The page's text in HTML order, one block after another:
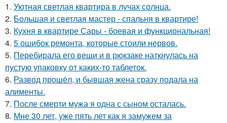
1. Уютная светлая квартира в лучах солнца.
2. Большая и светлая мастер - спальня в квартире!
3. Кухня в квартире Сары - боевая и функциональная!
4. 5 ошибок ремонта, которые стоили нервов.
5. Перебирала его вещи и в рюкзаке наткнулась на
пустую упаковку от каких-то таблеток.
6. Развод прошёл, и бывшая жена сразу подала на
алименты.
7. После смерти мужа я одна с сыном осталась.
8. Мне 30 лет, уже пять лет как я замужем за